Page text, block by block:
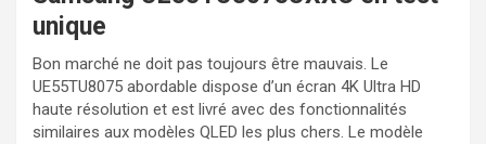
unique
Bon marché ne doit pas toujours être mauvais. Le
UE55TU8075 abordable dispose d’un écran 4K Ultra HD
haute résolution et est livré avec des fonctionnalités
similaires aux modèles QLED les plus chers. Le modèle